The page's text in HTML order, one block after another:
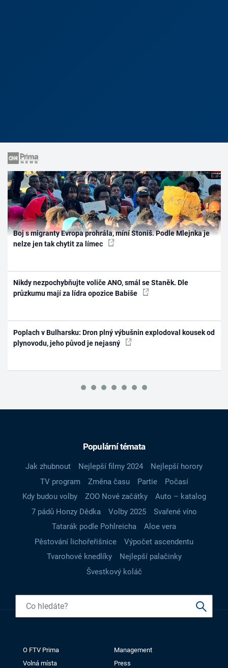
Boj s migranty Evropa prohrála, míní Stoniš. Podle Mlejnka je
nelze jen tak chytit za límec
Nikdy nezpochybňujte voliče ANO, smál se Staněk. Dle
průzkumu mají za lídra opozice Babiše
Poplach v Bulharsku: Dron plný výbušnin explodoval kousek od
plynovodu, jeho původ je nejasný
Populární témata
Jak zhubnout Nejlepší filmy 2024
Nejlepší horory
TV program
Změna času Partie
Počasí
Kdy budou volby
ZOO Nové začátky
Auto – katalog
7 pádů Honzy Dědka
Volby 2025
Svařené víno
Tatarák podle Pohlreicha
Aloe vera
Pěstování lichořeřišnice
Výpočet ascendentu
Tvarohové knedlíky
Nejlepší palačinky
Švestkový koláč
O FTV Prima
Management
Volná místa
Press